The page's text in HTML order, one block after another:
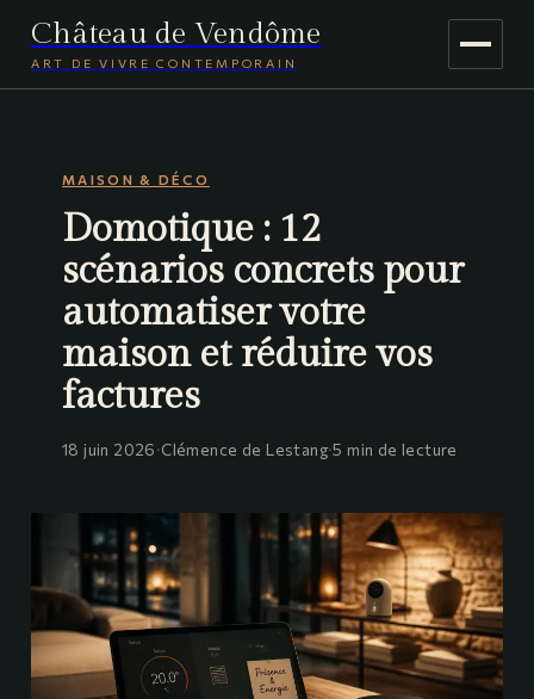
Château de Vendôme
ART DE VIVRE CONTEMPORAIN
JARDINAGE
VOYAGE
MAISON & DÉCO
Domotique : 12
scénarios concrets pour
automatiser votre
maison et réduire vos
factures
18 juin 2026·Clémence de Lestang·5 min de lecture